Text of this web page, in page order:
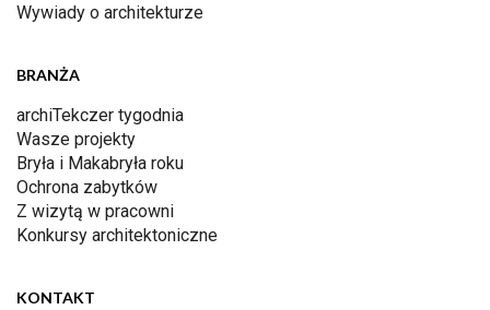
Wywiady o architekturze
BRANŻA
archiTekczer tygodnia
Wasze projekty
Bryła i Makabryła roku
Ochrona zabytków
Z wizytą w pracowni
Konkursy architektoniczne
KONTAKT